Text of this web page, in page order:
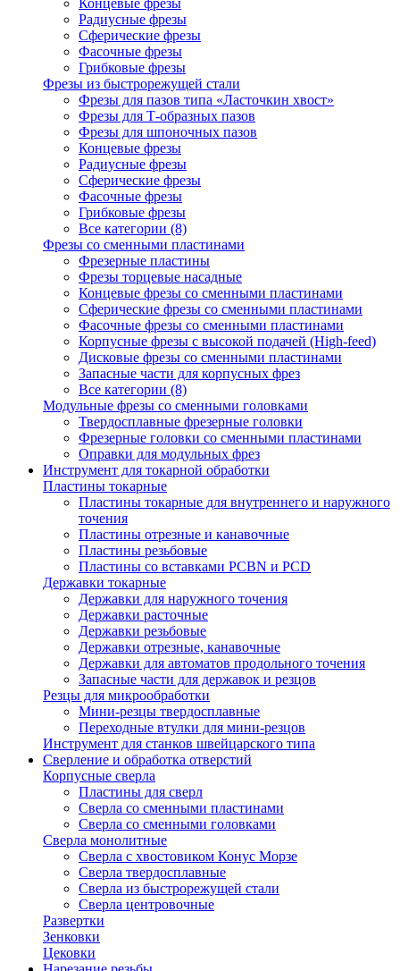
Концевые фрезы
Радиусные фрезы
Сферические фрезы
Фасочные фрезы
Грибковые фрезы
Фрезы из быстрорежущей стали
Фрезы для пазов типа «Ласточкин хвост»
Фрезы для Т-образных пазов
Фрезы для шпоночных пазов
Концевые фрезы
Радиусные фрезы
Сферические фрезы
Фасочные фрезы
Грибковые фрезы
Все категории (8)
Фрезы со сменными пластинами
Фрезерные пластины
Фрезы торцевые насадные
Концевые фрезы со сменными пластинами
Сферические фрезы со сменными пластинами
Фасочные фрезы со сменными пластинами
Корпусные фрезы с высокой подачей (High-feed)
Дисковые фрезы со сменными пластинами
Запасные части для корпусных фрез
Все категории (8)
Модульные фрезы со сменными головками
Твердосплавные фрезерные головки
Фрезерные головки со сменными пластинами
Оправки для модульных фрез
Инструмент для токарной обработки
Пластины токарные
Пластины токарные для внутреннего и наружного
точения
Пластины отрезные и канавочные
Пластины резьбовые
Пластины со вставками PCBN и PCD
Державки токарные
Державки для наружного точения
Державки расточные
Державки резьбовые
Державки отрезные, канавочные
Державки для автоматов продольного точения
Запасные части для державок и резцов
Резцы для микрообработки
Мини-резцы твердосплавные
Переходные втулки для мини-резцов
Инструмент для станков швейцарского типа
Сверление и обработка отверстий
Корпусные сверла
Пластины для сверл
Сверла со сменными пластинами
Сверла со сменными головками
Сверла монолитные
Сверла с хвостовиком Конус Морзе
Сверла твердосплавные
Сверла из быстрорежущей стали
Сверла центровочные
Развертки
Зенковки
Цековки